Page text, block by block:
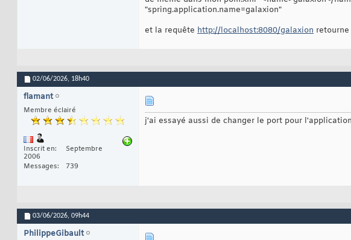
"spring.application.name=galaxion"
et la requête http://localhost:8080/galaxion
02/06/2026, 18h40
flamant
Membre éclairé
Inscrit en
Septembre
2006
Messages
739
j'ai essayé aussi de changer le port pour
03/06/2026, 09h44
PhilippeGibault